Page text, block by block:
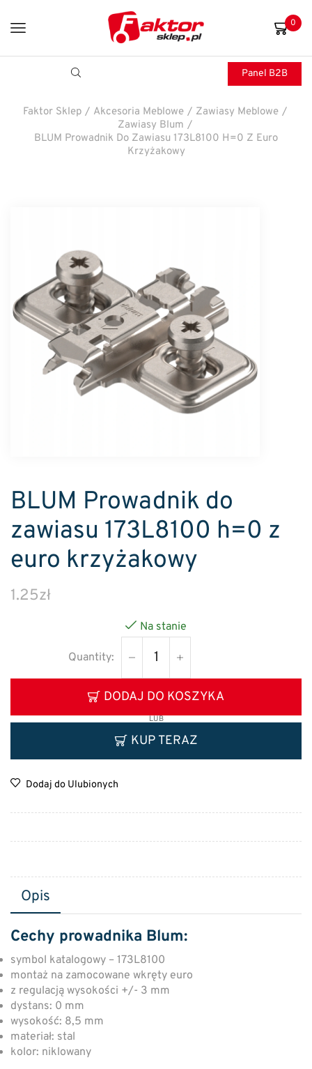
0
Panel B2B
Faktor Sklep / Akcesoria Meblowe / Zawiasy Meblowe /
Zawiasy Blum /
BLUM Prowadnik Do Zawiasu 173L8100 H=0 Z Euro
Krzyżakowy
BLUM Prowadnik do
zawiasu 173L8100 h=0 z
euro krzyżakowy
1.25zł
Na stanie
DODAJ DO KOSZYKA
LUB
KUP TERAZ
Dodaj do Ulubionych
Opis
Cechy prowadnika Blum:
symbol katalogowy – 173L8100
montaż na zamocowane wkręty euro
z regulacją wysokości +/- 3 mm
dystans: 0 mm
wysokość: 8,5 mm
materiał: stal
kolor: niklowany